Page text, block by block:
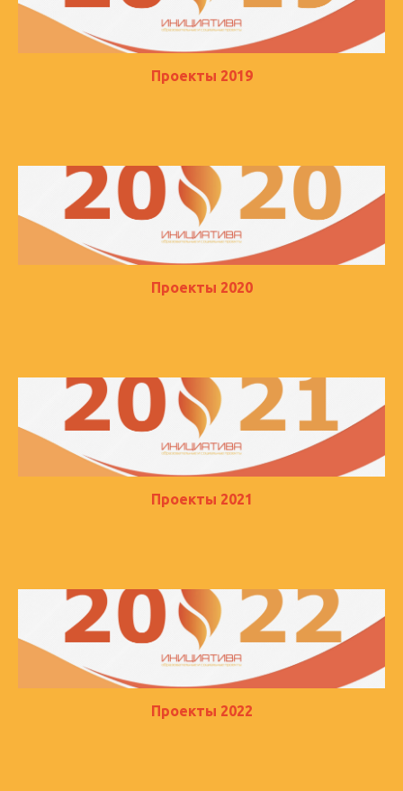
Проекты 2019
Проекты 2020
Проекты 2021
Проекты 2022